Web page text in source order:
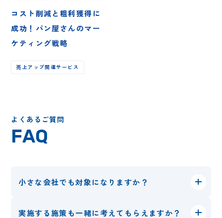
コスト削減と粗利獲得に
成功！パン屋さんのマー
ケティング戦略
売上アップ関連サービス
よくあるご質問
FAQ
小さな会社でも対象になりますか？
実施する施策も一緒に考えてもらえますか？